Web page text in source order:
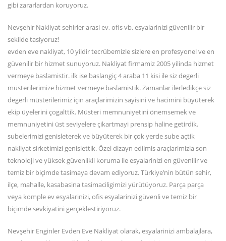
gibi zararlardan koruyoruz.
Nevşehir Nakliyat sehirler arasi ev, ofis vb. esyalarinizi güvenilir bir
sekilde tasiyoruz!
evden eve nakliyat, 10 yildir tecrübemizle sizlere en profesyonel ve en
güvenilir bir hizmet sunuyoruz. Nakliyat firmamiz 2005 yilinda hizmet
vermeye baslamistir. ilk ise baslangiç 4 araba 11 kisi ile siz degerli
müsterilerimize hizmet vermeye baslamistik. Zamanlar ilerledikçe siz
degerli müsterilerimiz için araçlarimizin sayisini ve hacimini büyüterek
ekip üyelerini çogalttik. Müsteri memnuniyetini önemsemek ve
memnuniyetini üst seviyelere çikartmayi prensip haline getirdik.
subelerimizi genisleterek ve büyüterek bir çok yerde sube açtik
nakliyat sirketimizi genislettik. Özel dizayn edilmis araçlarimizla son
teknoloji ve yüksek güvenlikli koruma ile esyalarinizi en güvenilir ve
temiz bir biçimde tasimaya devam ediyoruz. Türkiye’nin bütün sehir,
ilçe, mahalle, kasabasina tasimaciligimizi yürütüyoruz. Parça parça
veya komple ev esyalarinizi, ofis esyalarinizi güvenli ve temiz bir
biçimde sevkiyatini gerçeklestiriyoruz.
Nevşehir Enginler Evden Eve Nakliyat olarak, esyalarinizi ambalajlara,